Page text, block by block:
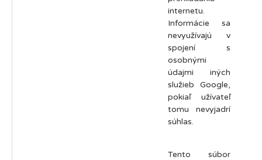
internetu.
Informácie sa
nevyužívajú v
spojení s
osobnými
údajmi iných
služieb Google,
pokiaľ užívateľ
tomu nevyjadrí
súhlas.
Tento súbor